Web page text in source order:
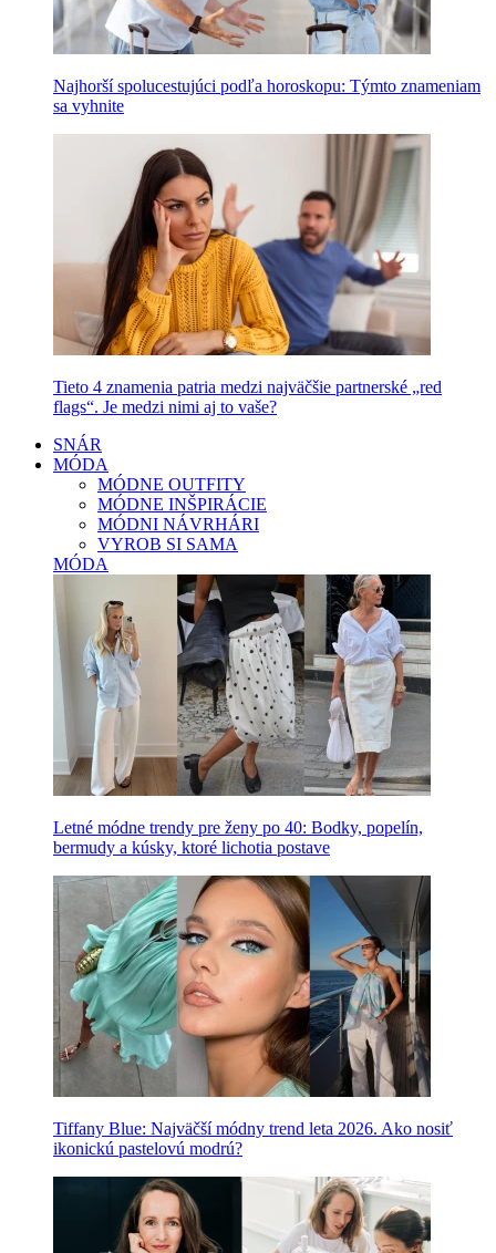
Najhorší spolucestujúci podľa horoskopu: Týmto znameniam
sa vyhnite
Tieto 4 znamenia patria medzi najväčšie partnerské „red
flags“. Je medzi nimi aj to vaše?
SNÁR
MÓDA
MÓDNE OUTFITY
MÓDNE INŠPIRÁCIE
MÓDNI NÁVRHÁRI
VYROB SI SAMA
MÓDA
Letné módne trendy pre ženy po 40: Bodky, popelín,
bermudy a kúsky, ktoré lichotia postave
Tiffany Blue: Najväčší módny trend leta 2026. Ako nosiť
ikonickú pastelovú modrú?